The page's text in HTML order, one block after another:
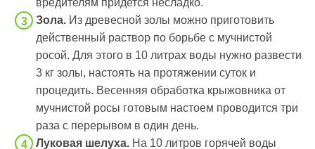
вредителям придется несладко.
Зола. Из древесной золы можно приготовить
действенный раствор по борьбе с мучнистой
росой. Для этого в 10 литрах воды нужно развести
3 кг золы, настоять на протяжении суток и
процедить. Весенняя обработка крыжовника от
мучнистой росы готовым настоем проводится три
раза с перерывом в один день.
Луковая шелуха. На 10 литров горячей воды